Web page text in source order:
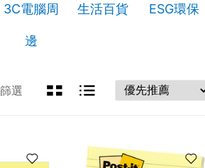
3C電腦周
邊
生活百貨 ESG環保
選